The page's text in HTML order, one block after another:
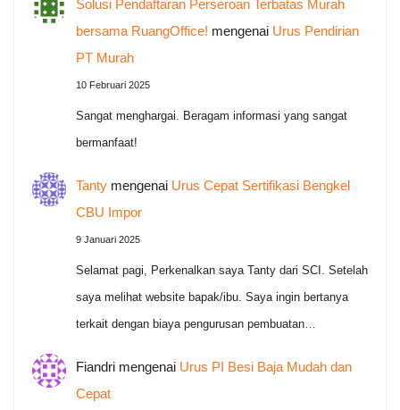
Solusi Pendaftaran Perseroan Terbatas Murah
bersama RuangOffice! mengenai Urus Pendirian
PT Murah
10 Februari 2025
Sangat menghargai. Beragam informasi yang sangat
bermanfaat!
Tantymengenai Urus Cepat Sertifikasi Bengkel
CBU Impor
9 Januari 2025
Selamat pagi, Perkenalkan saya Tanty dari SCI. Setelah
saya melihat website bapak/ibu. Saya ingin bertanya
terkait dengan biaya pengurusan pembuatan…
Fiandrimengenai Urus PI Besi Baja Mudah dan
Cepat